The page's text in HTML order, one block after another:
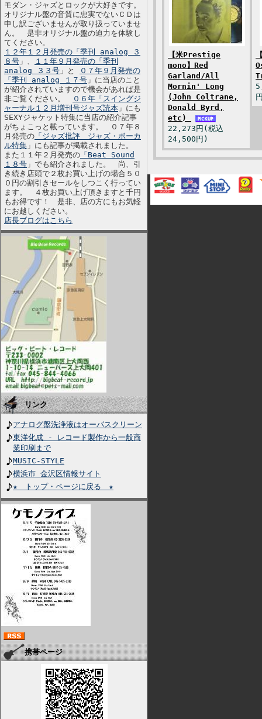
モダン・ジャズとロックが大好きです。
オリジナル盤の音質に忠実でないＣＤは
申し訳ございませんが取り扱っていませ
ん。 是非オリジナル盤の迫力を体験し
てください。
１２年１２月発売の「季刊 analog ３
８号 」、
１１年９月発売の「季刊
analog ３３号 」と
０７年９月発売の
「季刊 analog １７号 」に当店のこと
が紹介されていますので機会があれば是
非ご覧ください。
０６年「スイングジ
ャーナル１２月増刊号ジャズ読本 」にも
SEXYジャケット特集に当店の紹介記事
がちょこっと載っています。 ０７年８
月発売の 「ジャズ批評 ジャズ・ボーカ
ル特集 」にも記事が掲載されました。
また１１年２月発売の 「Beat Sound
１８号 」でも紹介されました。 尚、引
き続き店頭で２枚お買い上げの場合５０
０円の割引きセールをしつこく行ってい
ます。 ４枚お買い上げ頂きますと千円
もお得です！ 是非、店の方にもお気軽
にお越しください。
店長ブログはこちら
リンク
アナログ盤洗浄液はオーパスクリーン
東洋化成 - レコード製作から一般商
業印刷まで
MUSIC-STYLE
横浜市 金沢区情報サイト
★ トップ・ページに戻る ★
携帯ページ
【米Prestige
mono】Red
Garland/All
Mornin' Long
(John Coltrane,
Donald Byrd,
etc)
22,273円(税込
24,500円)